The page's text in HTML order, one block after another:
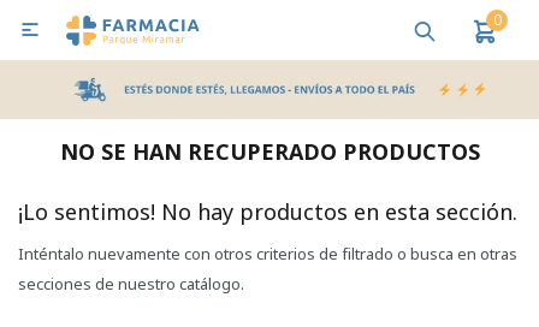
0

NO SE HAN RECUPERADO PRODUCTOS
¡Lo sentimos! No hay productos en esta sección.
Inténtalo nuevamente con otros criterios de filtrado o busca en otras
secciones de nuestro catálogo.
MI CUENTA
Bebes y Maternidad Salud
Pañales y Toallitas
Lactancia y Nutrición